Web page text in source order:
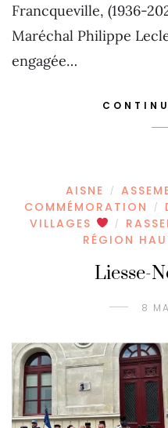
Francqueville, (1936-
Maréchal Philippe
engagée…
AISNE /
COMMÉMORATION /
VILLAGES
/
RÉGION
Liesse-
8